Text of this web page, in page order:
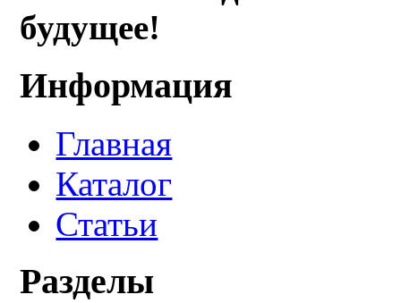
будущее!
Информация
Главная
Каталог
Статьи
Разделы